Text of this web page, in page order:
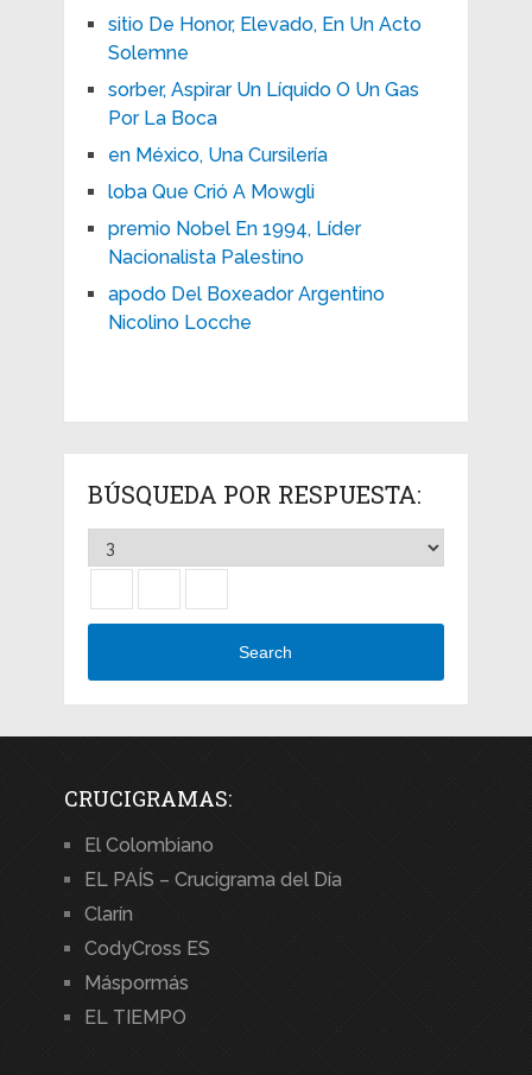
sitio De Honor, Elevado, En Un Acto
Solemne
sorber, Aspirar Un Líquido O Un Gas
Por La Boca
en México, Una Cursilería
loba Que Crió A Mowgli
premio Nobel En 1994, Líder
Nacionalista Palestino
apodo Del Boxeador Argentino
Nicolino Locche
BÚSQUEDA POR RESPUESTA:
Search
CRUCIGRAMAS:
El Colombiano
EL PAÍS – Crucigrama del Día
Clarín
CodyCross ES
Máspormás
EL TIEMPO